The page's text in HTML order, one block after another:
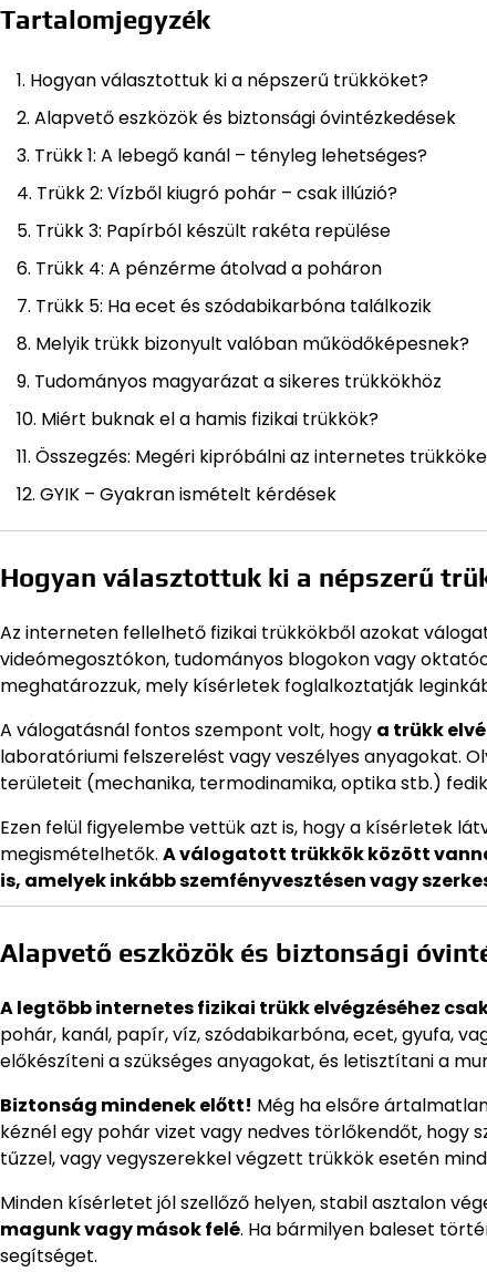
Tartalomjegyzék
Hogyan választottuk ki a népszerű trükköket?
Alapvető eszközök és biztonsági óvintézkedések
Trükk 1: A lebegő kanál – tényleg lehetséges?
Trükk 2: Vízből kiugró pohár – csak illúzió?
Trükk 3: Papírból készült rakéta repülése
Trükk 4: A pénzérme átolvad a poháron
Trükk 5: Ha ecet és szódabikarbóna találkozik
Melyik trükk bizonyult valóban működőképesnek?
Tudományos magyarázat a sikeres trükkökhöz
Miért buknak el a hamis fizikai trükkök?
Összegzés: Megéri kipróbálni az internetes
GYIK – Gyakran ismételt kérdések
Hogyan választottuk ki a népszerű
Az interneten fellelhető fizikai trükkökből azokat
videómegosztókon, tudományos blogokon vagy
meghatározzuk, mely kísérletek foglalkoztatják
A válogatásnál fontos szempont volt, hogy a trükk
laboratóriumi felszerelést vagy veszélyes anyagokat.
területeit (mechanika, termodinamika, optika stb.)
Ezen felül figyelembe vettük azt is, hogy a kísérletek
megismételhetők. A válogatott trükkök között
is, amelyek inkább szemfényvesztésen vagy
Alapvető eszközök és biztonsági
A legtöbb internetes fizikai trükk elvégzéséhez
pohár, kanál, papír, víz, szódabikarbóna, ecet, gyufa,
előkészíteni a szükséges anyagokat, és letisztítani a
Biztonság mindenek előtt! Még ha elsőre
kéznél egy pohár vizet vagy nedves törlőkendőt, hogy
tűzzel, vagy vegyszerekkel végzett trükkök esetén
Minden kísérletet jól szellőző helyen, stabil asztalon
magunk vagy mások felé. Ha bármilyen baleset
segítséget.